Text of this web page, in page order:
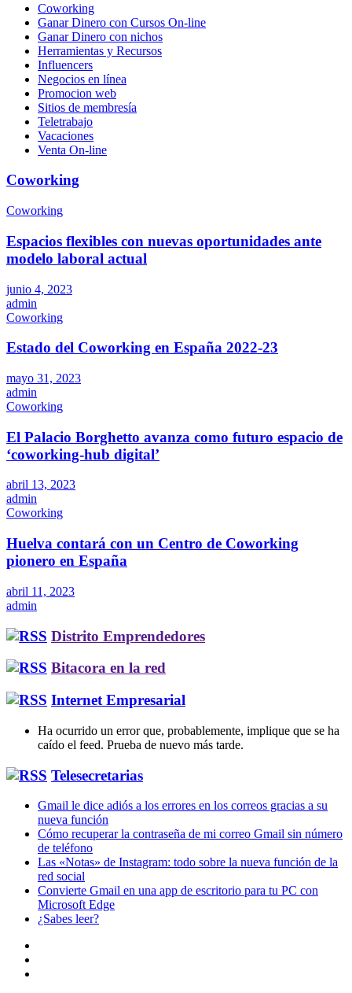
Coworking
Ganar Dinero con Cursos On-line
Ganar Dinero con nichos
Herramientas y Recursos
Influencers
Negocios en línea
Promocion web
Sitios de membresía
Teletrabajo
Vacaciones
Venta On-line
Coworking
Coworking
Espacios flexibles con nuevas oportunidades ante
modelo laboral actual
junio 4, 2023
admin
Coworking
Estado del Coworking en España 2022-23
mayo 31, 2023
admin
Coworking
El Palacio Borghetto avanza como futuro espacio de
‘coworking-hub digital’
abril 13, 2023
admin
Coworking
Huelva contará con un Centro de Coworking
pionero en España
abril 11, 2023
admin
Distrito Emprendedores
Bitacora en la red
Internet Empresarial
Ha ocurrido un error que, probablemente, implique que se ha
caído el feed. Prueba de nuevo más tarde.
Telesecretarias
Gmail le dice adiós a los errores en los correos gracias a su
nueva función
Cómo recuperar la contraseña de mi correo Gmail sin número
de teléfono
Las «Notas» de Instagram: todo sobre la nueva función de la
red social
Convierte Gmail en una app de escritorio para tu PC con
Microsoft Edge
¿Sabes leer?